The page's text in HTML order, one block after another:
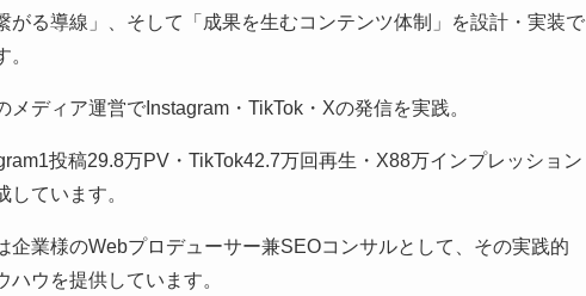
がる導線」、そして「成果を生むコンテンツ体制」を設計・実装で
。
メディア運営でInstagram・TikTok・Xの発信を実践。
投稿29.8万PV・TikTok42.7万回再生・X88万インプレッション
しています。
企業様のWebプロデューサー兼SEOコンサルとして、その実践的
ハウを提供しています。